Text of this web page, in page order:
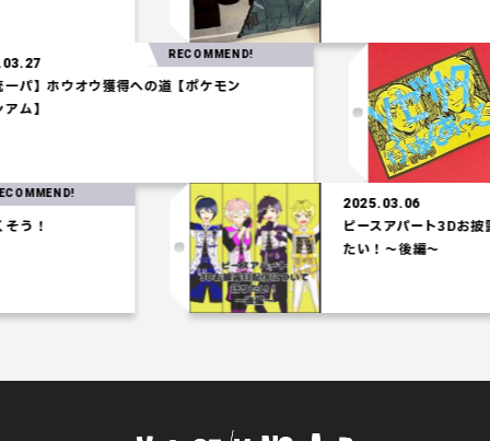
2025.03.27
【水統一パ】ホウオウ獲得への道【ポケモン
RECOMMEND!
2025.03.06
ピースアパート3Dお披露目配信について語り
たい！～後編～